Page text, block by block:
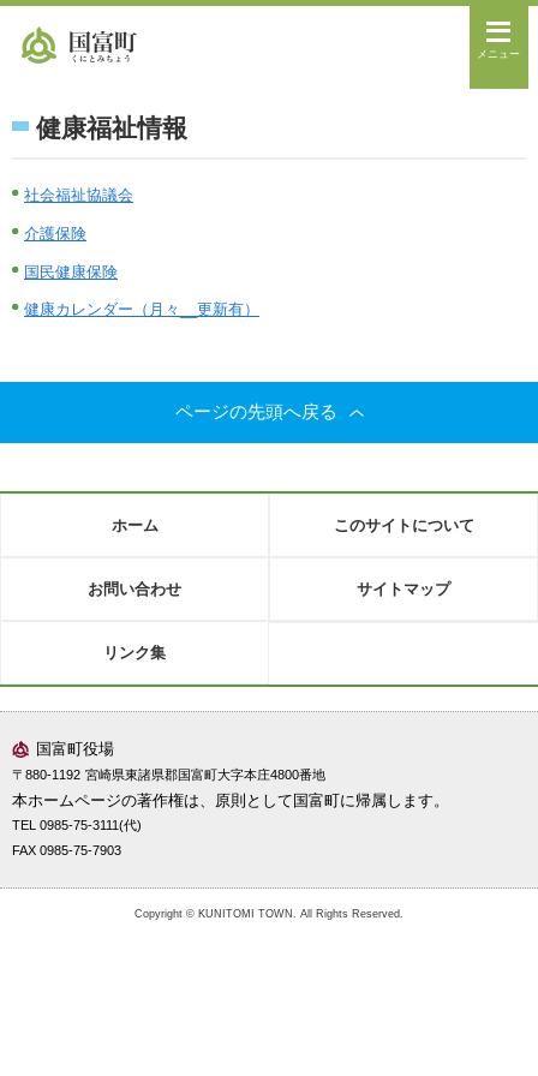
メニュー
健康福祉情報
社会福祉協議会
介護保険
国民健康保険
健康カレンダー（月々__更新有）
ページの先頭へ戻る
ホーム このサイトについて
お問い合わせ サイトマップ
リンク集
国富町役場
〒880-1192 宮崎県東諸県郡国富町大字本庄4800番地
本ホームページの著作権は、原則として国富町に帰属します。
TEL 0985-75-3111(代)
FAX 0985-75-7903
Copyright © KUNITOMI TOWN. All Rights Reserved.